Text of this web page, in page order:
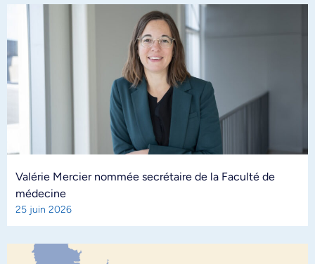
Valérie Mercier nommée secrétaire de la Faculté de
médecine
25 juin 2026